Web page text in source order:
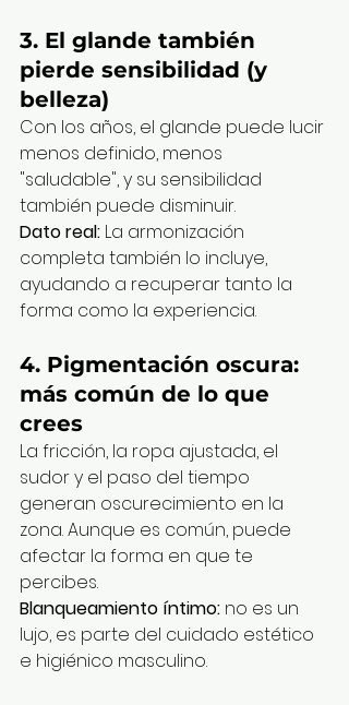
3. El glande también
pierde sensibilidad (y
belleza)
Con los años, el glande puede lucir
menos definido, menos
"saludable", y su sensibilidad
también puede disminuir.
Dato real: La armonización
completa también lo incluye,
ayudando a recuperar tanto la
forma como la experiencia.
4. Pigmentación oscura:
más común de lo que
crees
La fricción, la ropa ajustada, el
sudor y el paso del tiempo
generan oscurecimiento en la
zona. Aunque es común, puede
afectar la forma en que te
percibes.
Blanqueamiento íntimo: no es un
lujo, es parte del cuidado estético
e higiénico masculino.